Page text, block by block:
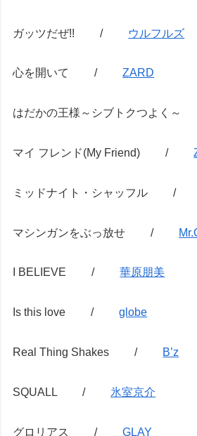
ガッツだぜ!! / ウルフルズ
心を開いて /ZARD
はだかの王様～シブトクつよ
マイ フレンド(My Friend) /
ミッドナイト・シャッフル
マシンガンをぶっ放せ /
I BELIEVE /華原朋美
Is this love /globe
Real Thing Shakes / B’z
SQUALL / 氷室京介
グロリアス /GLAY